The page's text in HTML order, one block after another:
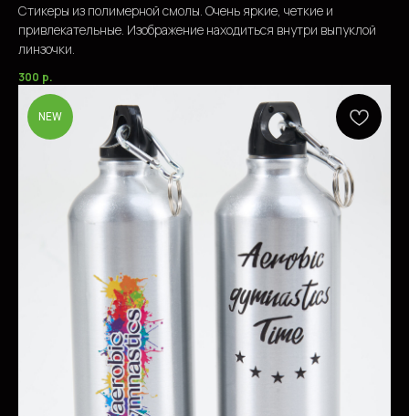
Стикеры из полимерной смолы. Очень яркие, четкие и
привлекательные. Изображение находиться внутри выпуклой
линзочки.
300 р.
NEW